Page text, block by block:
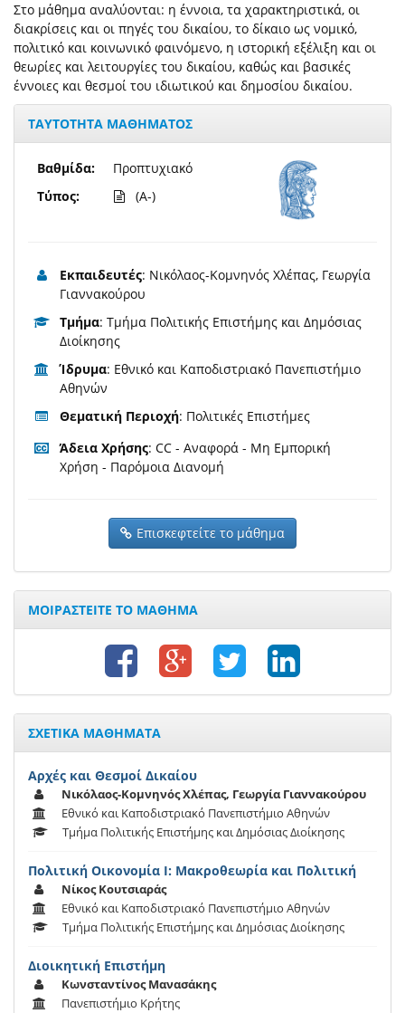
Στο μάθημα αναλύονται: η έννοια, τα χαρακτηριστικά, οι
διακρίσεις και οι πηγές του δικαίου, το δίκαιο ως νομικό,
πολιτικό και κοινωνικό φαινόμενο, η ιστορική εξέλιξη και οι
θεωρίες και λειτουργίες του δικαίου, καθώς και βασικές
έννοιες και θεσμοί του ιδιωτικού και δημοσίου δικαίου.
ΤΑΥΤΟΤΗΤΑ ΜΑΘΗΜΑΤΟΣ
Βαθμίδα:
Τύπος:
Προπτυχιακό
(A-)
Εκπαιδευτές: Νικόλαος-Κομνηνός Χλέπας, Γεωργία
Γιαννακούρου
Τμήμα: Τμήμα Πολιτικής Επιστήμης και Δημόσιας
Διοίκησης
Ίδρυμα: Εθνικό και Καποδιστριακό Πανεπιστήμιο
Αθηνών
Θεματική Περιοχή: Πολιτικές Επιστήμες
Άδεια Χρήσης: CC - Αναφορά - Μη Εμπορική
Χρήση - Παρόμοια Διανομή
Επισκεφτείτε το μάθημα
ΜΟΙΡΑΣΤΕΙΤΕ ΤΟ ΜΑΘΗΜΑ
ΣΧΕΤΙΚΑ ΜΑΘΗΜΑΤΑ
Αρχές και Θεσμοί Δικαίου
Νικόλαος-Κομνηνός Χλέπας, Γεωργία Γιαννακούρου
Εθνικό και Καποδιστριακό Πανεπιστήμιο Αθηνών
Τμήμα Πολιτικής Επιστήμης και Δημόσιας Διοίκησης
Πολιτική Οικονομία Ι: Μακροθεωρία και Πολιτική
Νίκος Κουτσιαράς
Εθνικό και Καποδιστριακό Πανεπιστήμιο Αθηνών
Τμήμα Πολιτικής Επιστήμης και Δημόσιας Διοίκησης
Διοικητική Επιστήμη
Κωνσταντίνος Μανασάκης
Πανεπιστήμιο Κρήτης